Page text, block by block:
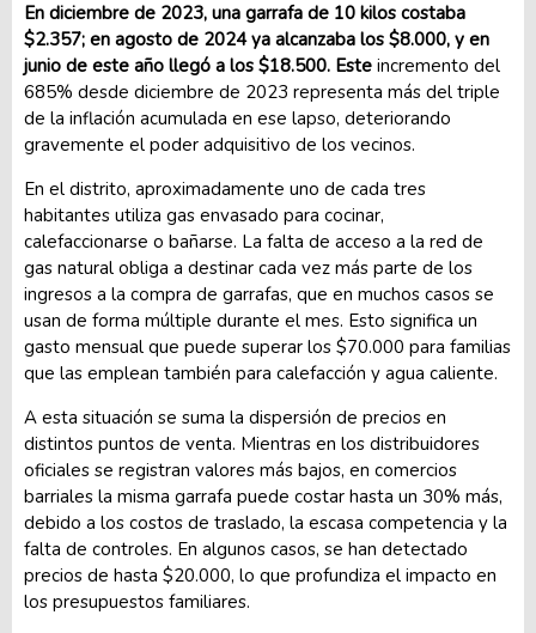
En diciembre de 2023, una garrafa de 10 kilos costaba
$2.357; en agosto de 2024 ya alcanzaba los $8.000, y en
junio de este año llegó a los $18.500. Este incremento del
685% desde diciembre de 2023 representa más del triple
de la inflación acumulada en ese lapso, deteriorando
gravemente el poder adquisitivo de los vecinos.
En el distrito, aproximadamente uno de cada tres
habitantes utiliza gas envasado para cocinar,
calefaccionarse o bañarse. La falta de acceso a la red de
gas natural obliga a destinar cada vez más parte de los
ingresos a la compra de garrafas, que en muchos casos se
usan de forma múltiple durante el mes. Esto significa un
gasto mensual que puede superar los $70.000 para familias
que las emplean también para calefacción y agua caliente.
A esta situación se suma la dispersión de precios en
distintos puntos de venta. Mientras en los distribuidores
oficiales se registran valores más bajos, en comercios
barriales la misma garrafa puede costar hasta un 30% más,
debido a los costos de traslado, la escasa competencia y la
falta de controles. En algunos casos, se han detectado
precios de hasta $20.000, lo que profundiza el impacto en
los presupuestos familiares.